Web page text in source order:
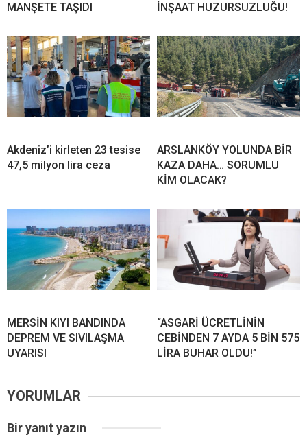
MANŞETE TAŞIDI
İNŞAAT HUZURSUZLUĞU!
Akdeniz’i kirleten 23 tesise
47,5 milyon lira ceza
ARSLANKÖY YOLUNDA BİR
KAZA DAHA… SORUMLU
KİM OLACAK?
MERSİN KIYI BANDINDA
DEPREM VE SIVILAŞMA
UYARISI
“ASGARİ ÜCRETLİNİN
CEBİNDEN 7 AYDA 5 BİN 575
LİRA BUHAR OLDU!”
YORUMLAR
Bir yanıt yazın